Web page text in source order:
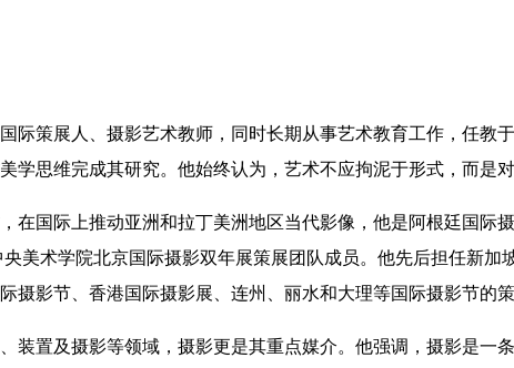
际策展人、摄影艺术教师，同时长期从事艺术教育工作，任教
学思维完成其研究。他始终认为，艺术不应拘泥于形式，而是对
在国际上推动亚洲和拉丁美洲地区当代影像，他是阿根廷国际
美术学院北京国际摄影双年展策展团队成员。他先后担任新
摄影节、香港国际摄影展、连州、丽水和大理等国际摄影节的策
装置及摄影等领域，摄影更是其重点媒介。他强调，摄影是